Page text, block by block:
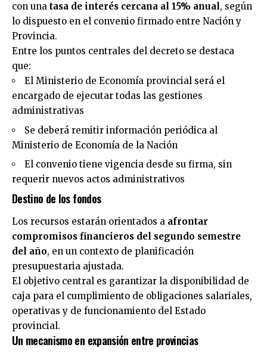
con una tasa de interés cercana al 15% anual, según
lo dispuesto en el convenio firmado entre Nación y
Provincia.
Entre los puntos centrales del decreto se destaca
que:
El Ministerio de Economía provincial será el
encargado de ejecutar todas las gestiones
administrativas
Se deberá remitir información periódica al
Ministerio de Economía de la Nación
El convenio tiene vigencia desde su firma, sin
requerir nuevos actos administrativos
Destino de los fondos
Los recursos estarán orientados a afrontar
compromisos financieros del segundo semestre
del año, en un contexto de planificación
presupuestaria ajustada.
El objetivo central es garantizar la disponibilidad de
caja para el cumplimiento de obligaciones salariales,
operativas y de funcionamiento del Estado
provincial.
Un mecanismo en expansión entre provincias